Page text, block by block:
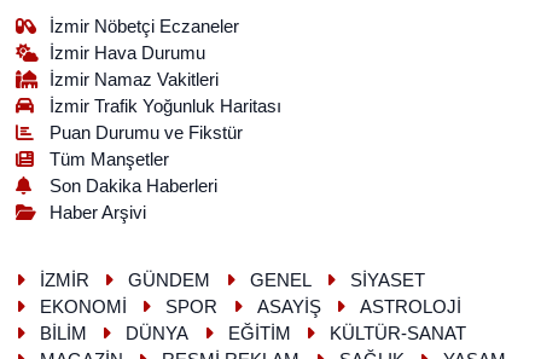
İzmir Nöbetçi Eczaneler
İzmir Hava Durumu
İzmir Namaz Vakitleri
İzmir Trafik Yoğunluk Haritası
Puan Durumu ve Fikstür
Tüm Manşetler
Son Dakika Haberleri
Haber Arşivi
İZMİR GÜNDEM GENEL
SİYASET
EKONOMİ
SPOR ASAYİŞ
ASTROLOJİ
BİLİM
DÜNYA EĞİTİM
KÜLTÜR-SANAT